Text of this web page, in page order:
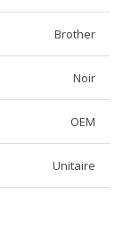
Brother
Noir
OEM
Unitaire